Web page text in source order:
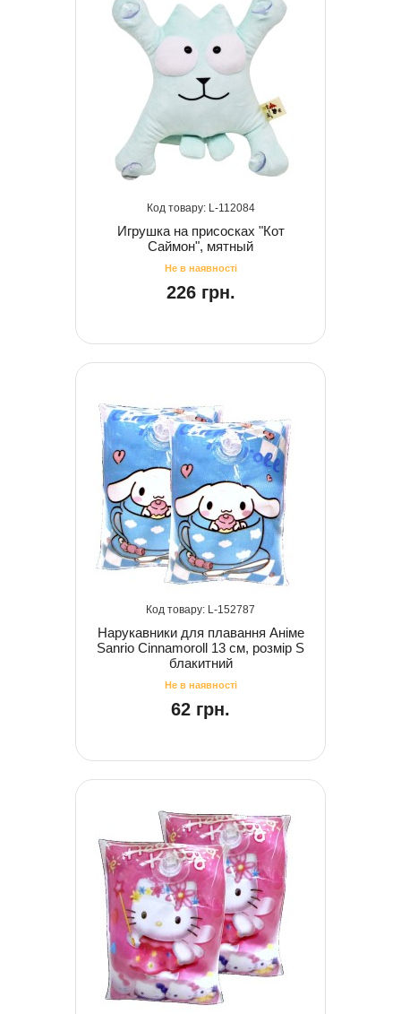
112084
Игрушка на присосках "Кот
Саймон", мятный
226 грн.
152787
Нарукавники для плавання Аніме
Sanrio Cinnamoroll 13 см, розмір S
блакитний
62 грн.